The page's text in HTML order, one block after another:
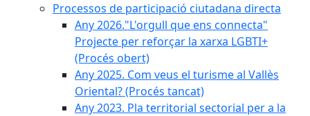
Processos de participació ciutadana directa
Any 2026."L'orgull que ens connecta"
Projecte per reforçar la xarxa LGBTI+
(Procés obert)
Any 2025. Com veus el turisme al Vallès
Oriental? (Procés tancat)
Any 2023. Pla territorial sectorial per a la